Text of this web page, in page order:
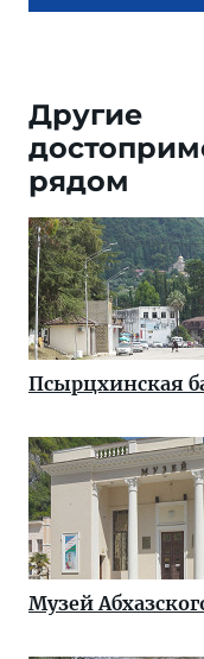
Другие
рядом
Псырцхинская
Музей